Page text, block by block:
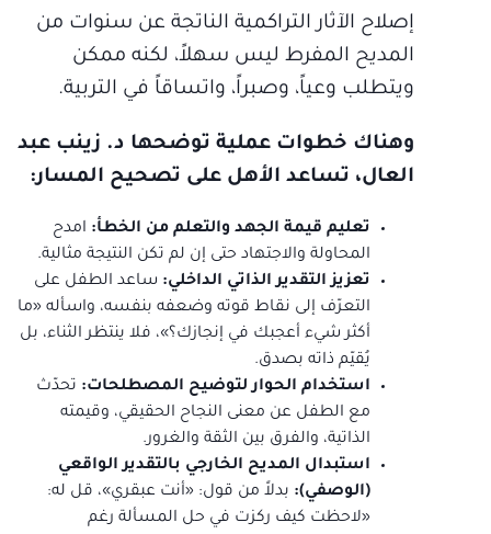
إصلاح الآثار التراكمية الناتجة عن سنوات من
المديح المفرط ليس سهلاً، لكنه ممكن
ويتطلب وعياً، وصبراً، واتساقاً في التربية.
وهناك خطوات عملية توضحها د. زينب عبد
العال، تساعد الأهل على تصحيح المسار:
تعليم قيمة الجهد والتعلم من الخطأ: امدح
المحاولة والاجتهاد حتى إن لم تكن النتيجة مثالية.
تعزيز التقدير الذاتي الداخلي: ساعد الطفل على
التعرّف إلى نقاط قوته وضعفه بنفسه، واسأله «ما
أكثر شيء أعجبك في إنجازك؟»، فلا ينتظر الثناء، بل
يُقيّم ذاته بصدق.
استخدام الحوار لتوضيح المصطلحات: تحدّث
مع الطفل عن معنى النجاح الحقيقي، وقيمته
الذاتية، والفرق بين الثقة والغرور.
استبدال المديح الخارجي بالتقدير الواقعي
(الوصفي): بدلاً من قول: «أنت عبقري»، قل له:
«لاحظت كيف ركزت في حل المسألة رغم